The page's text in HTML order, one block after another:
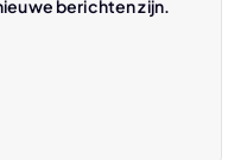
berichten zijn.